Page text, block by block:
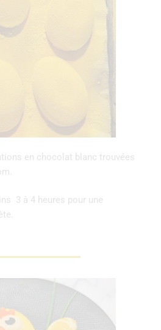
en chocolat blanc trouvées
3 à 4 heures pour une